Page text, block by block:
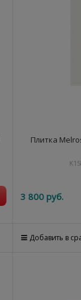
Плитка
3 800 руб.
Добавить в